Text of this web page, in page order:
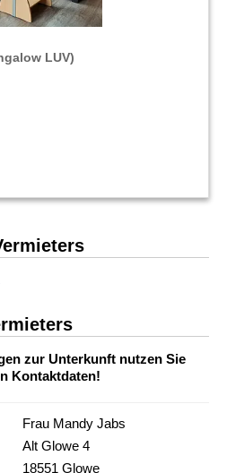
LUV)
zur Unterkunft nutzen Sie
Kontaktdaten!
Frau Mandy Jabs
Alt Glowe 4
18551 Glowe